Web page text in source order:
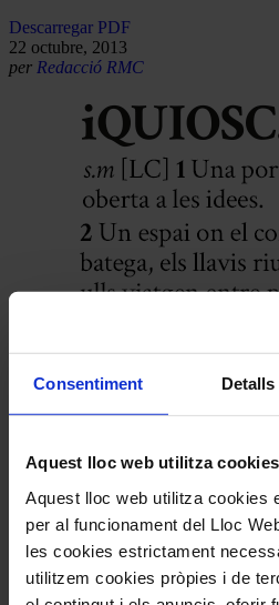
Consentiment Detalls
Aquest lloc web utilitza cookies
Aquest lloc web utilitza cookies
per al funcionament del Lloc
les cookies estrictament
utilitzem cookies pròpies i de
Descarregar PDF
22 octubre, 2013
per Redacció RMC